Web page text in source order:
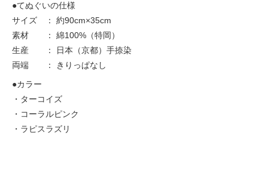
●てぬぐいの仕様
サイズ ： 約90cm×35cm
素材 ： 綿100%（特岡）
生産 ： 日本（京都）手捺染
両端 ： きりっぱなし
●カラー
・ターコイズ
・コーラルピンク
・ラピスラズリ